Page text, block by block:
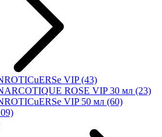
VIP(43)
ROSE VIP 30 мл (23)
VIP 50 мл (60)